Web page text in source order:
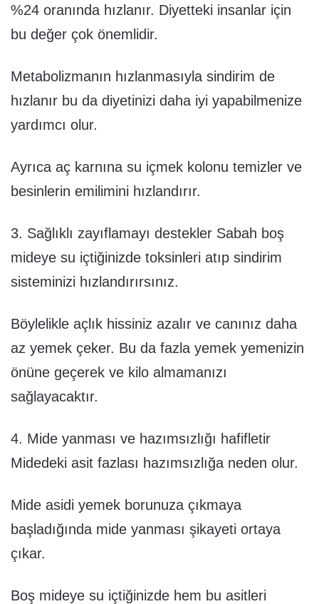
%24 oranında hızlanır. Diyetteki insanlar için
bu değer çok önemlidir.
Metabolizmanın hızlanmasıyla sindirim de
hızlanır bu da diyetinizi daha iyi yapabilmenize
yardımcı olur.
Ayrıca aç karnına su içmek kolonu temizler ve
besinlerin emilimini hızlandırır.
3. Sağlıklı zayıflamayı destekler Sabah boş
mideye su içtiğinizde toksinleri atıp sindirim
sisteminizi hızlandırırsınız.
Böylelikle açlık hissiniz azalır ve canınız daha
az yemek çeker. Bu da fazla yemek yemenizin
önüne geçerek ve kilo almamanızı
sağlayacaktır.
4. Mide yanması ve hazımsızlığı hafifletir
Midedeki asit fazlası hazımsızlığa neden olur.
Mide asidi yemek borunuza çıkmaya
başladığında mide yanması şikayeti ortaya
çıkar.
Boş mideye su içtiğinizde hem bu asitleri